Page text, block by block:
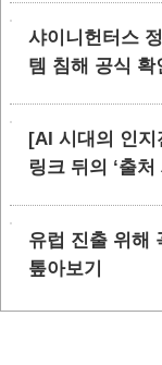
샤이니헌터스
템 침해 공식 확
[AI 시대의 인지
링크 뒤의 ‘출처
유럽 진출 위해
톺아보기